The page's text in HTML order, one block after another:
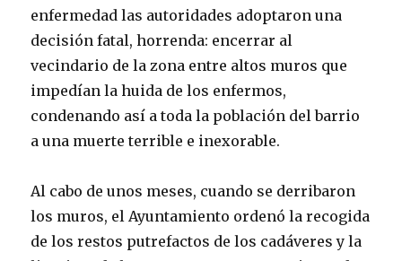
enfermedad las autoridades adoptaron una
decisión fatal, horrenda: encerrar al
vecindario de la zona entre altos muros que
impedían la huida de los enfermos,
condenando así a toda la población del barrio
a una muerte terrible e inexorable.
Al cabo de unos meses, cuando se derribaron
los muros, el Ayuntamiento ordenó la recogida
de los restos putrefactos de los cadáveres y la